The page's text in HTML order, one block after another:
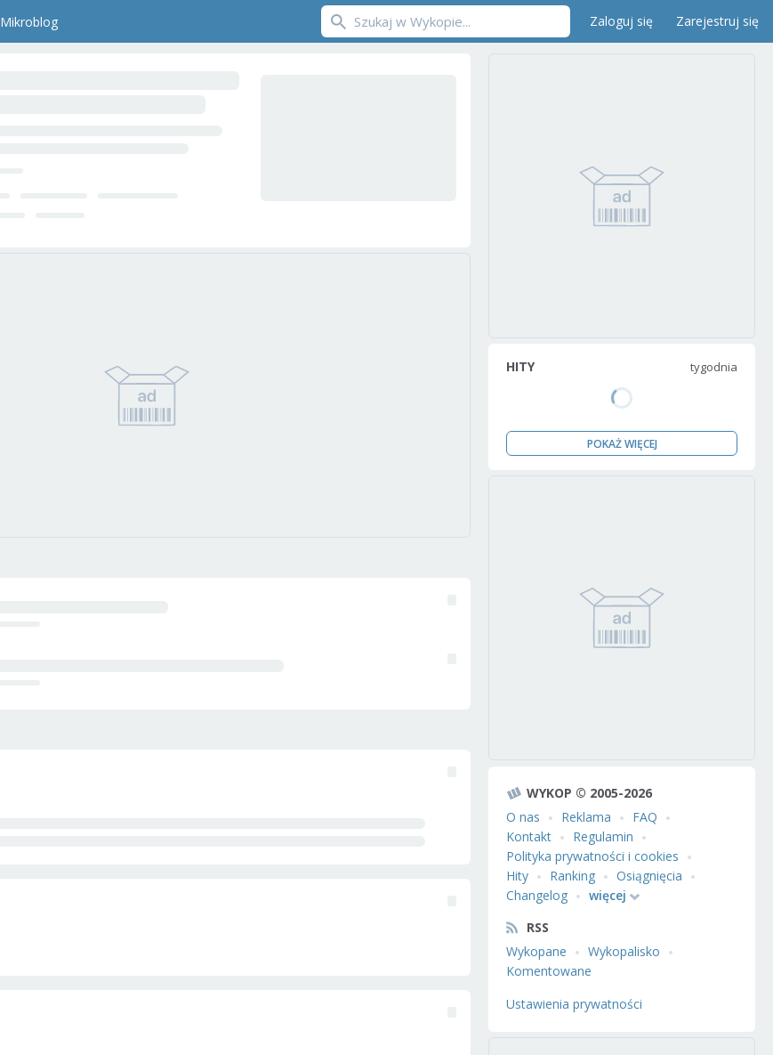
Mikroblog Zaloguj się Zarejestruj się
HITY tygodnia
POKAŻ WIĘCEJ
WYKOP © 2005-2026
O nas
Reklama
FAQ
Kontakt
Regulamin
Polityka prywatności i cookies
Hity
Ranking
Osiągnięcia
Changelog
więcej
RSS
Wykopane
Wykopalisko
Komentowane
Ustawienia prywatności